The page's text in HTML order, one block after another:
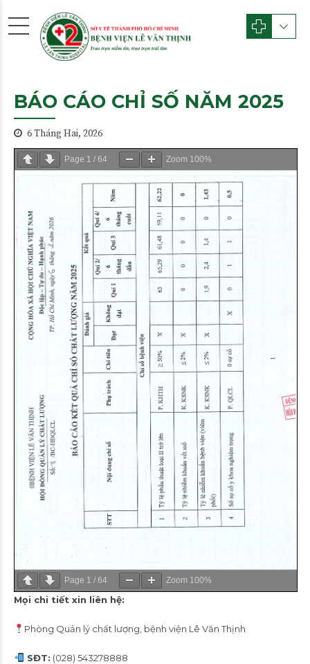
BÁO CÁO CHỈ SỐ NĂM 2025
6 Tháng Hai, 2026
Page 1 / 64 Zoom 100%
Page 1 / 64 Zoom 100%
Mọi chi tiết xin liên hệ:
Phòng Quản lý chất lượng, bệnh viện Lê Văn Thịnh
SĐT: (028) 543278888